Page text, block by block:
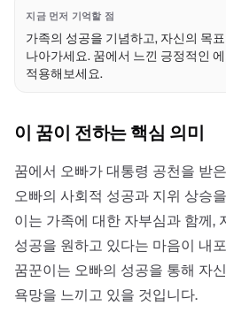
지금 먼저 기억할 점
가족의 성공을 기념하고, 자신의 목
나아가세요. 꿈에서 느낀 긍정적인
적용해보세요.
이 꿈이 전하는 핵심 의미
꿈에서 오빠가 대통령 공천을 받
오빠의 사회적 성공과 지위 상승
이는 가족에 대한 자부심과 함께,
성공을 원하고 있다는 마음이 내
꿈꾼이는 오빠의 성공을 통해 자
욕망을 느끼고 있을 것입니다.